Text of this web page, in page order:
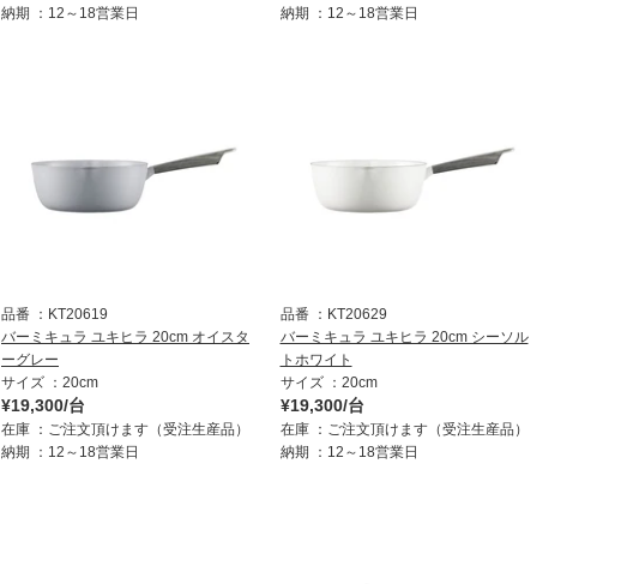
納期
12～18営業日
納期
12～18営業日
品番
KT20619
バーミキュラ ユキヒラ 20cm オイスタ
ーグレー
サイズ
20cm
¥19,300/台
在庫
ご注文頂けます（受注生産品）
納期
12～18営業日
品番
KT20629
バーミキュラ ユキヒラ 20cm シーソル
トホワイト
サイズ
20cm
¥19,300/台
在庫
ご注文頂けます（受注生産品）
納期
12～18営業日